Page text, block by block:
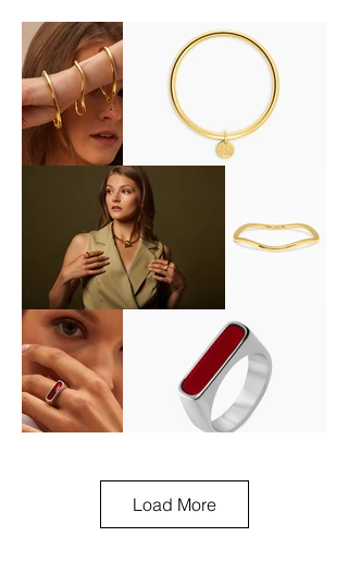
Load More